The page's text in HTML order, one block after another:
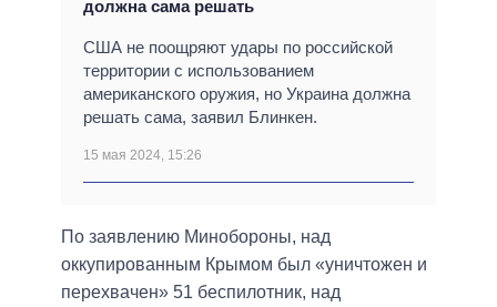
должна сама решать
США не поощряют удары по российской
территории с использованием
американского оружия, но Украина должна
решать сама, заявил Блинкен.
15 мая 2024, 15:26
По заявлению Минобороны, над
оккупированным Крымом был «уничтожен и
перехвачен» 51 беспилотник, над